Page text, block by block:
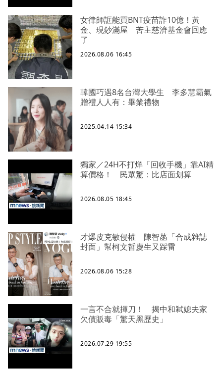
女律師誆能買BNT疫苗詐10億！黃
金、現鈔滿屋 苦主慈濟基金會回應
了
2026.08.06 16:45
韓國巧遇8名台灣大學生 李多慧霸氣
贈禮人人有：畢業禮物
2025.04.14 15:34
獨家／24H不打烊「回收手機」靠AI精
算價格！ 民眾驚：比店面划算
2026.08.05 18:45
才爆皮克敏侵權 陳智菡「合成雜誌
封面」幫柯文哲慶生又踩雷
2026.08.06 15:28
一言不合就揮刀！ 揭中和弒媳夫家
欠債販毒「驚天黑歷史」
2026.07.29 19:55